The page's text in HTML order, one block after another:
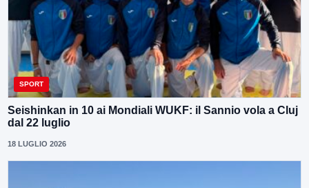
SPORT
Seishinkan in 10 ai Mondiali WUKF: il Sannio vola a Cluj
dal 22 luglio
18 LUGLIO 2026